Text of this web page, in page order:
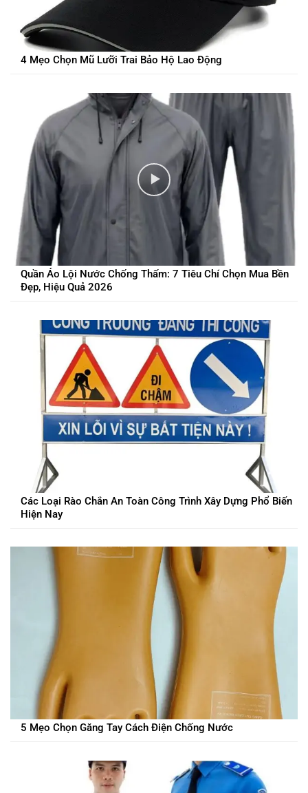
4 Mẹo Chọn Mũ Lưỡi Trai Bảo Hộ Lao Động
Quần Áo Lội Nước Chống Thấm: 7 Tiêu Chí Chọn Mua Bền
Đẹp, Hiệu Quả 2026
Các Loại Rào Chắn An Toàn Công Trình Xây Dựng Phổ Biến
Hiện Nay
5 Mẹo Chọn Găng Tay Cách Điện Chống Nước